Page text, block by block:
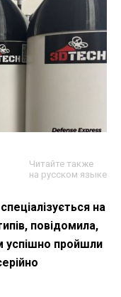
Читайте также
на русском языке
на
повідомила,
успішно пройшли